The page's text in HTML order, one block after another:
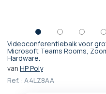
Videoconferentiebalk voor
Microsoft Teams Rooms,
Hardware.
van HP Poly
Ref. : A4LZ8AA
Ga
naar
het
begin